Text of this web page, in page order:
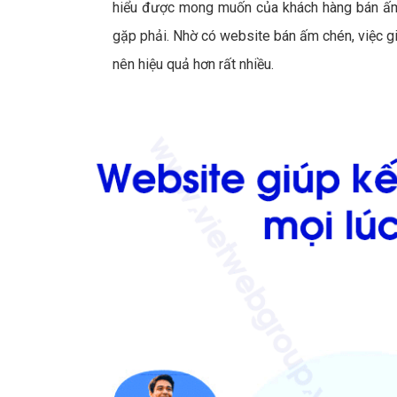
hiểu được mong muốn của khách hàng bán
gặp phải. Nhờ có website bán ấm chén, việc
nên hiệu quả hơn rất nhiều.